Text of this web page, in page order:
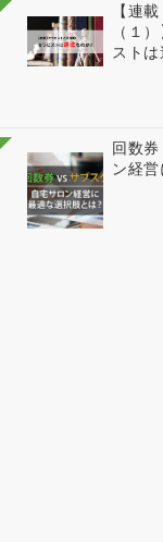
【連
（１
スト
回数
ン経